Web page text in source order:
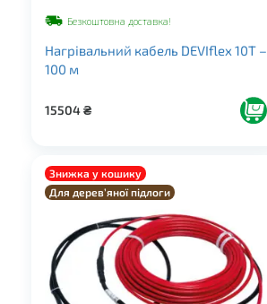
Безкоштовна доставка!
Нагрівальний кабель DEVIflex 10Т –
100 м
15504₴
Знижка у кошику
Для дерев’яної підлоги